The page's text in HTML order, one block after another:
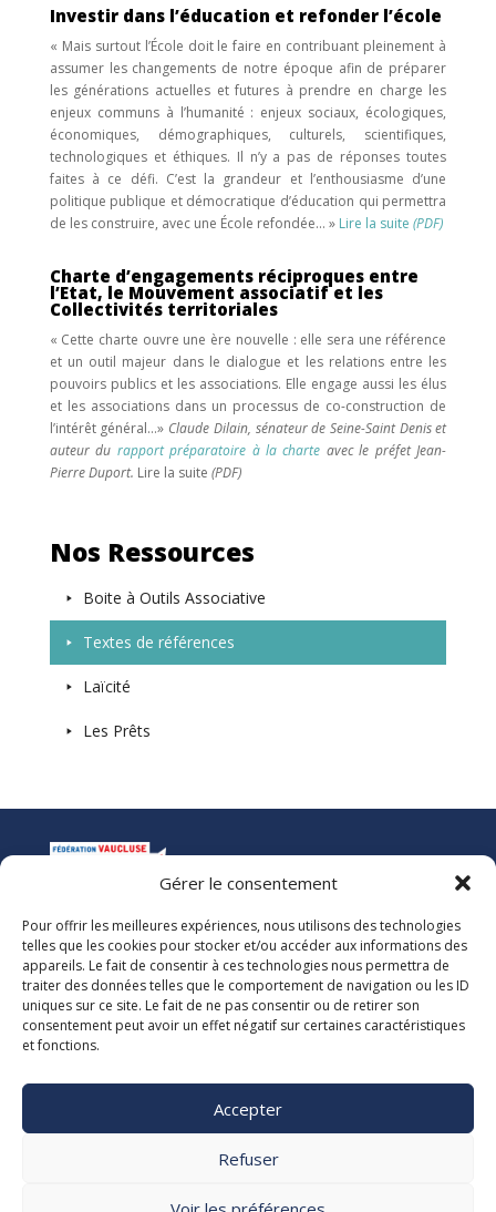
Gérer le consentement
Pour offrir les meilleures expériences, nous utilisons des technologies
telles que les cookies pour stocker et/ou accéder aux informations des
appareils. Le fait de consentir à ces technologies nous permettra de
traiter des données telles que le comportement de navigation ou les ID
uniques sur ce site. Le fait de ne pas consentir ou de retirer son
consentement peut avoir un effet négatif sur certaines caractéristiques
et fonctions.
Accepter
Refuser
Investir dans l’éducation et refonder l’école
« Mais surtout l’École doit le faire en contribuant pleinement à
assumer les changements de notre époque afin de préparer
les générations actuelles et futures à prendre en charge les
enjeux communs à l’humanité : enjeux sociaux, écologiques,
économiques, démographiques, culturels, scientifiques,
technologiques et éthiques. Il n’y a pas de réponses toutes
faites à ce défi. C’est la grandeur et l’enthousiasme d’une
politique publique et démocratique d’éducation qui permettra
de les construire, avec une École refondée… » Lire la suite (PDF)
Charte d’engagements réciproques entre
l’Etat, le Mouvement associatif et les
Collectivités territoriales
« Cette charte ouvre une ère nouvelle : elle sera une référence
et un outil majeur dans le dialogue et les relations entre les
pouvoirs publics et les associations. Elle engage aussi les élus
et les associations dans un processus de co-construction de
l’intérêt général…» Claude Dilain, sénateur de Seine-Saint Denis et
auteur du rapport préparatoire à la charte avec le préfet Jean-
Pierre Duport. Lire la suite (PDF)
Nos Ressources
Boite à Outils Associative
Textes de références
Laïcité
Les Prêts
La Ligue de l’Enseignement
Fédération des Œuvres Laïques de Vaucluse
Nous vous accueillons dans nos locaux du lundi au jeudi de 08h00 à 12h30
et de 13h30 à 17h00. Le standard téléphonique est ouvert le vendredi de
08h00 à 12h30 et de 13h30 à 16h00.